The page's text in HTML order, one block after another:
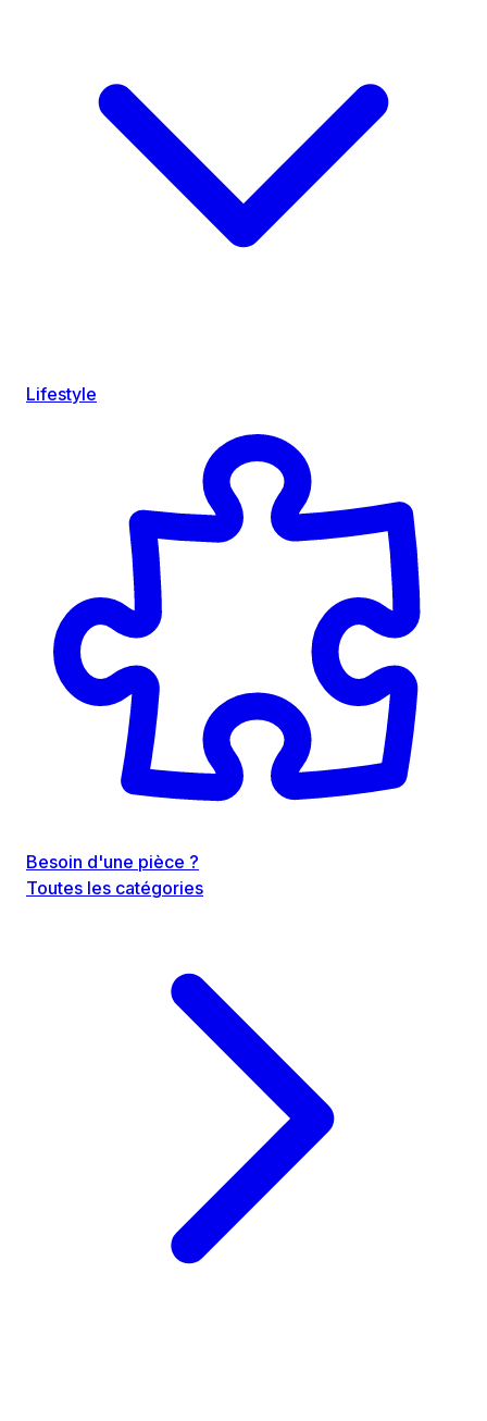
Lifestyle
Besoin d'une pièce ?
Toutes les catégories